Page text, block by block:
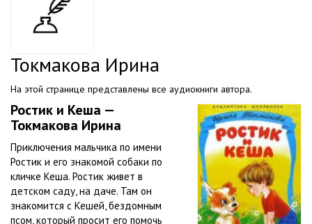
Токмакова Ирина
На этой странице представлены все аудиокниги автора.
Ростик и Кеша —
Токмакова Ирина
Приключения мальчика по имени
Ростик и его знакомой собаки по
кличке Кеша. Ростик живет в
детском саду, на даче. Там он
знакомится с Кешей, бездомным
псом, который просит его помочь